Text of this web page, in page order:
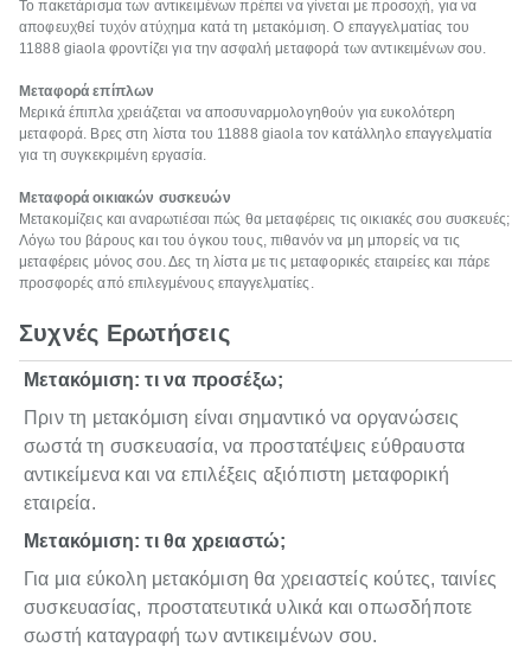
Το πακετάρισμα των αντικειμένων πρέπει να γίνεται με προσοχή, για να
αποφευχθεί τυχόν ατύχημα κατά τη μετακόμιση. Ο επαγγελματίας του
11888 giaola φροντίζει για την ασφαλή μεταφορά των αντικειμένων σου.
Μεταφορά επίπλων
Μερικά έπιπλα χρειάζεται να αποσυναρμολογηθούν για ευκολότερη
μεταφορά. Βρες στη λίστα του 11888 giaola τον κατάλληλο επαγγελματία
για τη συγκεκριμένη εργασία.
Μεταφορά οικιακών συσκευών
Μετακομίζεις και αναρωτιέσαι πώς θα μεταφέρεις τις οικιακές σου συσκευές;
Λόγω του βάρους και του όγκου τους, πιθανόν να μη μπορείς να τις
μεταφέρεις μόνος σου. Δες τη λίστα με τις μεταφορικές εταιρείες και πάρε
προσφορές από επιλεγμένους επαγγελματίες.
Συχνές Ερωτήσεις
Μετακόμιση: τι να προσέξω;
Πριν τη μετακόμιση είναι σημαντικό να οργανώσεις
σωστά τη συσκευασία, να προστατέψεις εύθραυστα
αντικείμενα και να επιλέξεις αξιόπιστη μεταφορική
εταιρεία.
Μετακόμιση: τι θα χρειαστώ;
Για μια εύκολη μετακόμιση θα χρειαστείς κούτες, ταινίες
συσκευασίας, προστατευτικά υλικά και οπωσδήποτε
σωστή καταγραφή των αντικειμένων σου.